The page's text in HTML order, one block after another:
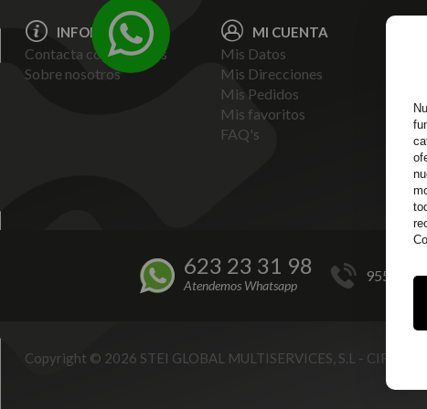
INFORMACIÓN
Contacta con nosotros
Sobre nosotros
MI CUENTA
Mis Datos
Mis Direcciones
Mis Pedidos
Mis favoritos
FAQ's
623 23 31 98
Atendemos Whatsapp
955 44
Copyright © 2026 STEI GLOBAL MULTISERVICES, S.L - CIF